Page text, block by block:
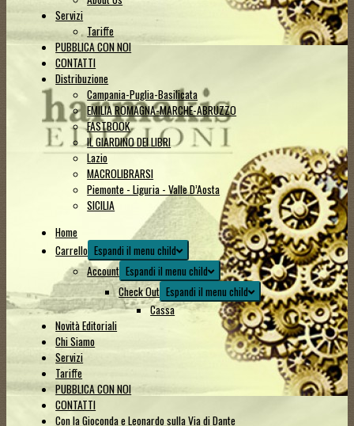
Servizi
Tariffe
PUBBLICA CON NOI
CONTATTI
Distribuzione
Campania-Puglia-Basilicata
EMILIA ROMAGNA-MARCHE-ABRUZZO
FASTBOOK
IL GIARDINO DEI LIBRI
Lazio
MACROLIBRARSI
Piemonte - Liguria - Valle D’Aosta
SICILIA
Home
Carrello Espandi il menu child
Account Espandi il menu child
Check Out Espandi il menu child
Cassa
Novità Editoriali
Chi Siamo
Servizi
Tariffe
PUBBLICA CON NOI
CONTATTI
Con la Gioconda e Leonardo sulla Via di Dante